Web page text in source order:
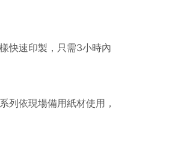
快速印製，只需3小時內
列依現場備用紙材使用，